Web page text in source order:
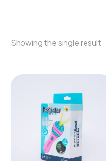
Showing the single result